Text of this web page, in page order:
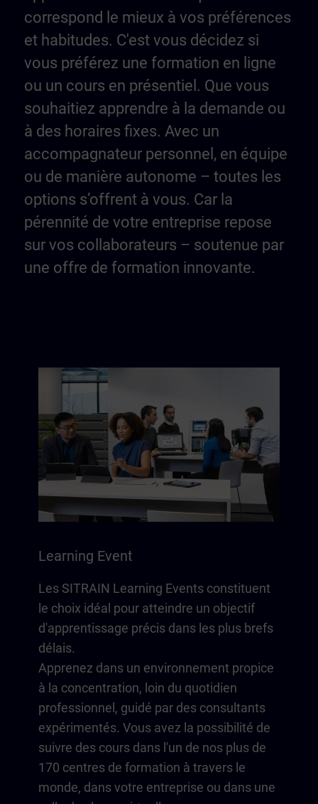
correspond le mieux à vos préférences
et habitudes. C'est vous décidez si
vous préférez une formation en ligne
ou un cours en présentiel. Que vous
souhaitiez apprendre à la demande ou
à des horaires fixes. Avec un
accompagnateur personnel, en équipe
ou de manière autonome – toutes les
options s’offrent à vous. Car la
pérennité de votre entreprise repose
sur vos collaborateurs – soutenue par
une offre de formation innovante.
Learning Event
Les SITRAIN Learning Events constituent
le choix idéal pour atteindre un objectif
d'apprentissage précis dans les plus brefs
délais.
Apprenez dans un environnement propice
à la concentration, loin du quotidien
professionnel, guidé par des consultants
expérimentés. Vous avez la possibilité de
suivre des cours dans l'un de nos plus de
170 centres de formation à travers le
monde, dans votre entreprise ou dans une